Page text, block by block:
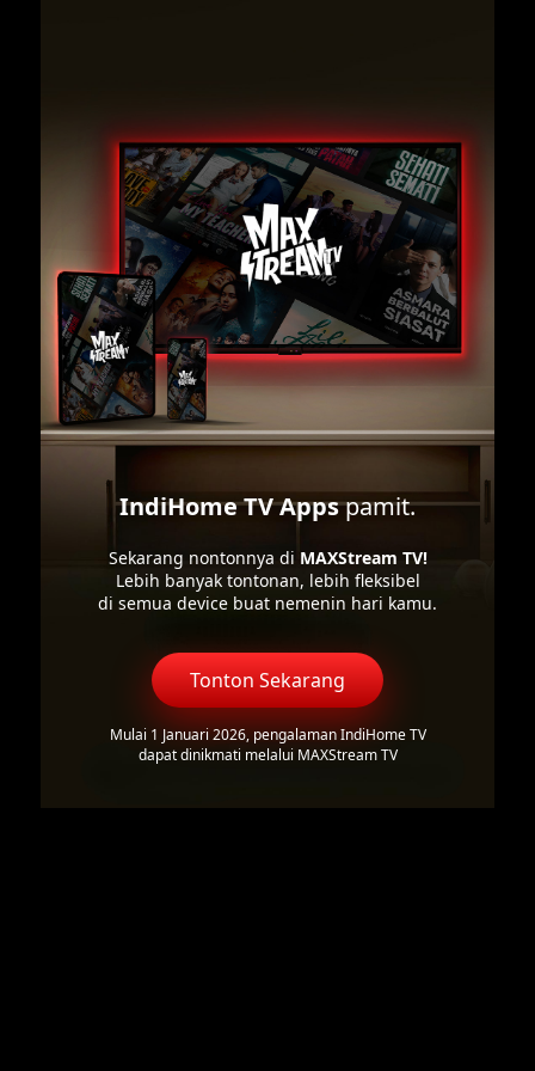
IndiHome TV Appspamit.
Sekarang nontonnya di MAXStream TV!
Lebih banyak tontonan, lebih fleksibel
di semua device buat nemenin hari kamu.
Tonton Sekarang
Mulai 1 Januari 2026, pengalaman IndiHome TV
dapat dinikmati melalui MAXStream TV